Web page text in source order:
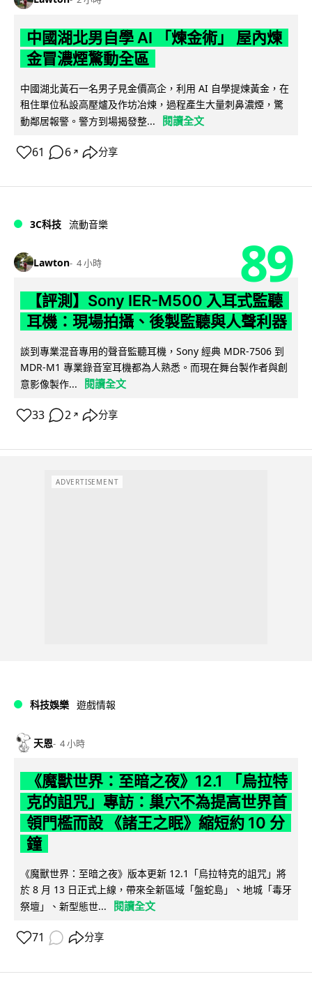
中國湖北男自學 AI 「煉金術」 屋內煉
金冒濃煙驚動全區
中國湖北黃石一名男子見金價高企，利用 AI 自學提煉黃金，在
租住單位私設高壓爐及作坊冶煉，過程產生大量刺鼻濃煙，驚
動鄰居報警。警方到場揭發整...
閱讀全文
61 6 ↗ 分享
3C科技 流動音樂
Lawton 4 小時 89
【評測】Sony IER-M500 入耳式監聽
耳機：現場拍攝、後製監聽與人聲利器
談到專業混音專用的聲音監聽耳機，Sony 經典 MDR-7506 到
MDR-M1 專業錄音室耳機都為人熟悉。而現在舞台製作者與創
意影像製作...
閱讀全文
33 2 ↗ 分享
ADVERTISEMENT
科技娛樂 遊戲情報
天恩 4 小時
《魔獸世界：至暗之夜》12.1 「烏拉特
克的詛咒」專訪：巢穴不為提高世界首
領門檻而設 《諸王之眠》縮短約 10 分
鐘
《魔獸世界：至暗之夜》版本更新 12.1「烏拉特克的詛咒」將
於 8 月 13 日正式上線，帶來全新區域「盤蛇島」、地城「毒牙
祭壇」、新型態世...
閱讀全文
71 分享